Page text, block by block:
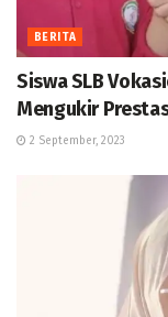
BERITA
Siswa SLB
Mengukir
2 September, 2023